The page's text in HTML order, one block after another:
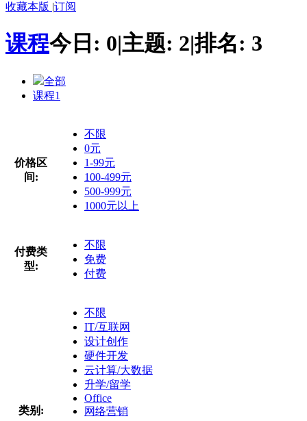
收藏本版 |订阅
课程今日: 0|主题: 2|排名: 3
全部
课程1
价格区
间:
不限
0元
1-99元
100-499元
500-999元
1000元以上
付费类
型:
不限
免费
付费
类别:
不限
IT/互联网
设计创作
硬件开发
云计算/大数据
升学/留学
Office
网络营销